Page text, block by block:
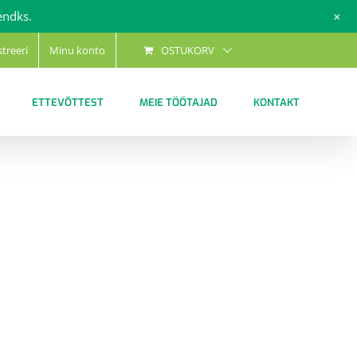
Minu konto OSTUKORV
ETTEVÕTTEST MEIE TÖÖTAJAD KONTAKT
+